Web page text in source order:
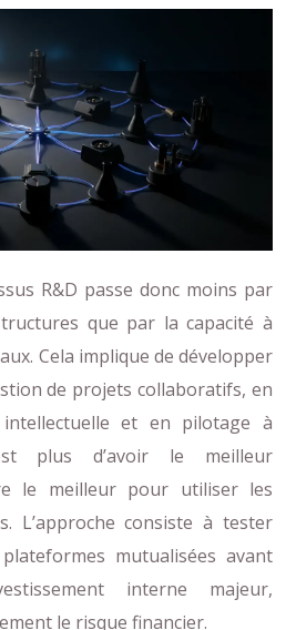
R&D passe donc moins par
que par la capacité à
Cela implique de développer
de projets collaboratifs, en
et en pilotage à
plus d’avoir le meilleur
le meilleur pour utiliser les
L’approche consiste à tester
mutualisées avant
interne majeur,
le risque financier.